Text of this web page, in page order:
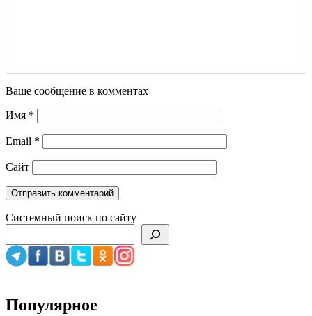
Ваше сообщение в комментах
Имя *
Email *
Сайт
Системный поиск по сайту
Популярное